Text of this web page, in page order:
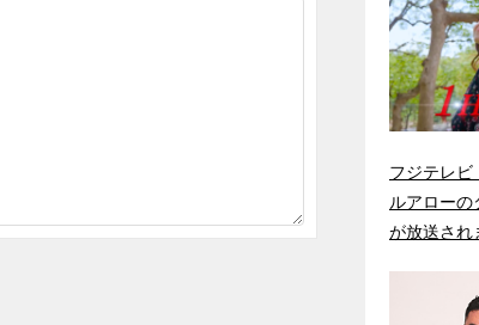
フジテレ
ルアロー
が放送され